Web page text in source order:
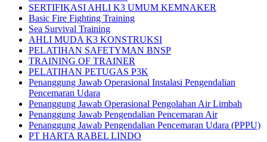
SERTIFIKASI AHLI K3 UMUM KEMNAKER
Basic Fire Fighting Training
Sea Survival Training
AHLI MUDA K3 KONSTRUKSI
PELATIHAN SAFETYMAN BNSP
TRAINING OF TRAINER
PELATIHAN PETUGAS P3K
Penanggung Jawab Operasional Instalasi Pengendalian
Pencemaran Udara
Penanggung Jawab Operasional Pengolahan Air Limbah
Penanggung Jawab Pengendalian Pencemaran Air
Penanggung Jawab Pengendalian Pencemaran Udara (PPPU)
PT HARTA RABEL LINDO